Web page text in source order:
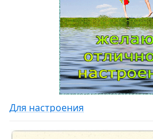
Для настроения